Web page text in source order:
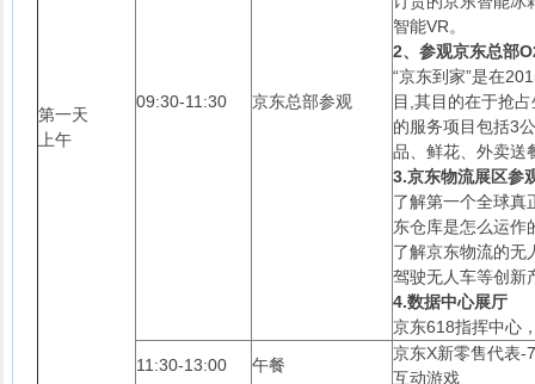
第一天
上午
09:30-11:30 京东总部参观
智能VR。
2、参观京东总部
“京东到家”是在
目,其目的在于抢
的服务项目包括3
品、鲜花、外卖送
3.京东物流展区参
了解第一个全球真
东仓库是怎么运作
了解京东物流的无
驾驶无人车等创新
4.数据中心展厅
京东618指挥中心
11:30-13:00
午餐
京东X新零售代表-
互动游戏